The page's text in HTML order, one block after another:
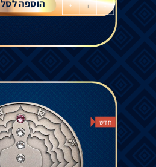
-
+ הוספה לסל
חדש